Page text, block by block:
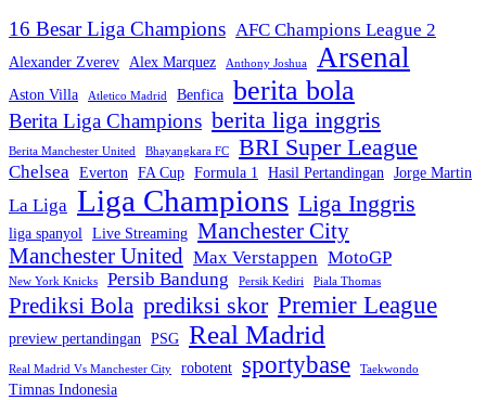
16 Besar Liga Champions AFC Champions League 2
Alexander Zverev Alex Marquez Anthony Joshua Arsenal
Aston Villa Atletico Madrid Benfica berita bola
Berita Liga Champions berita liga inggris
Berita Manchester United Bhayangkara FC BRI Super League
Chelsea Everton FA Cup Formula 1 Hasil Pertandingan Jorge Martin
La Liga Liga Champions Liga Inggris
liga spanyol Live Streaming Manchester City
Manchester United Max Verstappen MotoGP
New York Knicks Persib Bandung Persik Kediri Piala Thomas
Prediksi Bola prediksi skor Premier League
preview pertandingan PSG Real Madrid
Real Madrid Vs Manchester City robotent sportybase Taekwondo
Timnas Indonesia